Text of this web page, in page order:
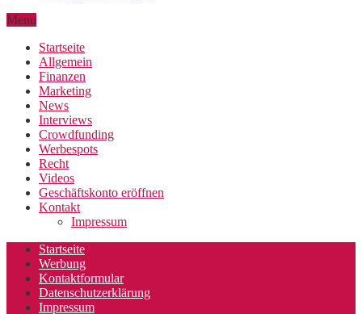
Menu
Startseite
Allgemein
Finanzen
Marketing
News
Interviews
Crowdfunding
Werbespots
Recht
Videos
Geschäftskonto eröffnen
Kontakt
Impressum
Startseite
Werbung
Kontaktformular
Datenschutzerklärung
Impressum